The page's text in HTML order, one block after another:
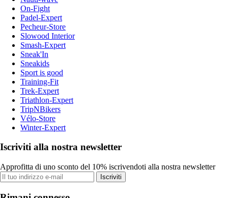
On-Fight
Padel-Expert
Pecheur-Store
Slowood Interior
Smash-Expert
Sneak'In
Sneakids
Sport is good
Training-Fit
Trek-Expert
Triathlon-Expert
TripNBikers
Vélo-Store
Winter-Expert
Iscriviti alla nostra newsletter
Approfitta di uno sconto del 10% iscrivendoti alla nostra newsletter
Iscriviti